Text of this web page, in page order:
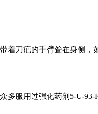
刀疤的手臂耸在身侧，
服用过强化药剂5-U-